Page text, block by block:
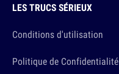
LES TRUCS SÉRIEUX
Conditions d'utilisation
Politique de Confidentialité